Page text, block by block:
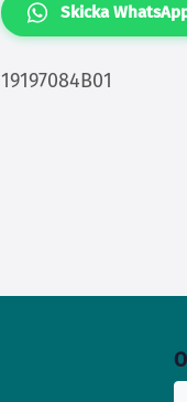
Skicka
19197084B01